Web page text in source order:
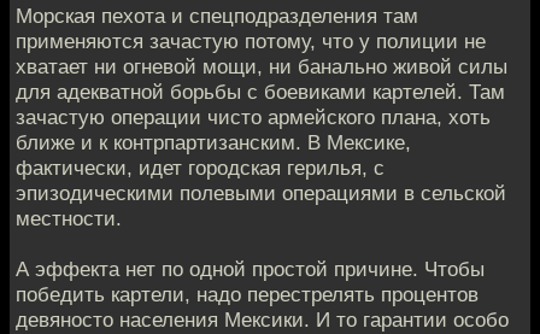
Морская пехота и спецподразделения там
применяются зачастую потому, что у полиции не
хватает ни огневой мощи, ни банально живой силы
для адекватной борьбы с боевиками картелей. Там
зачастую операции чисто армейского плана, хоть
ближе и к контрпартизанским. В Мексике,
фактически, идет городская герилья, с
эпизодическими полевыми операциями в сельской
местности.
А эффекта нет по одной простой причине. Чтобы
победить картели, надо перестрелять процентов
девяносто населения Мексики. И то гарантии особо